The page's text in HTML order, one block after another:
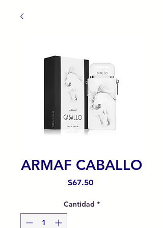
ARMAF CABALLO
$67.50Precio
Cantidad *